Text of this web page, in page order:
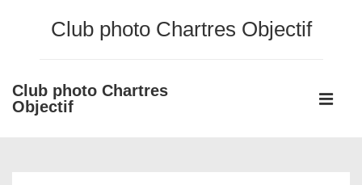
principal
Club photo Chartres Objectif
Club photo Chartres
Objectif
Main